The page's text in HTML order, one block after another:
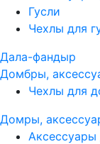
Гусли
Чехлы для
Дала-фандыр
Домбры,
Чехлы для
Домры,